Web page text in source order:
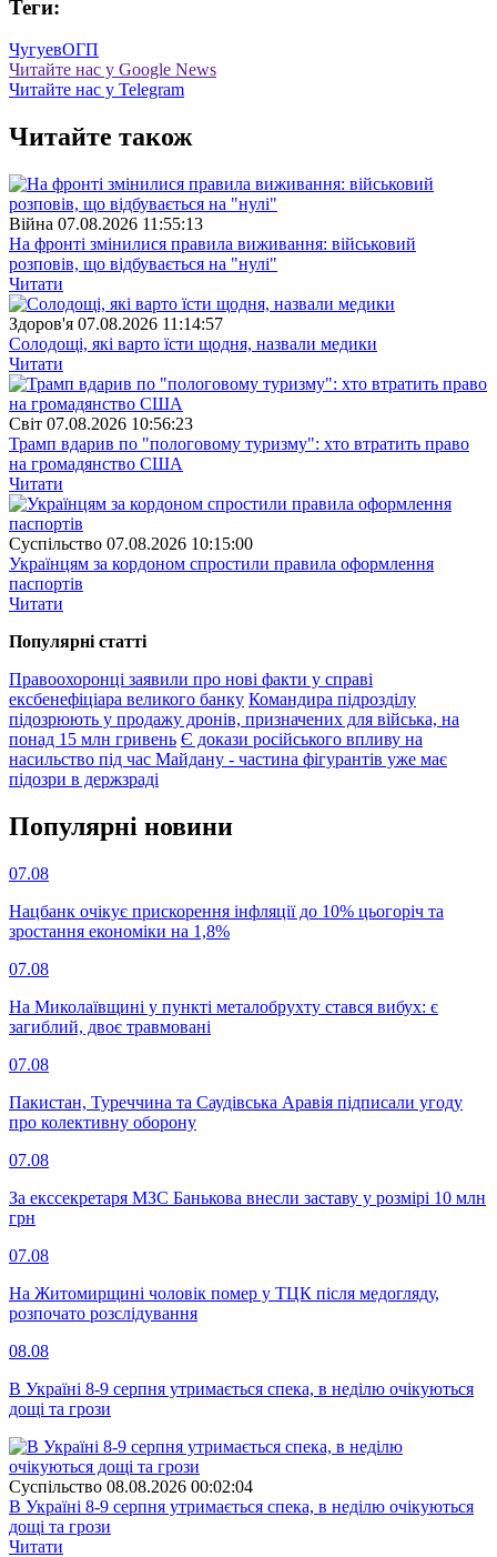
Теги:
ЧугуевОГП
Читайте нас у Google News
Читайте нас у Telegram
Читайте також
Війна 07.08.2026 11:55:13
На фронті змінилися правила виживання: військовий
розповів, що відбувається на "нулі"
Читати
Здоров'я 07.08.2026 11:14:57
Солодощі, які варто їсти щодня, назвали медики
Читати
Свiт 07.08.2026 10:56:23
Трамп вдарив по "пологовому туризму": хто втратить право
на громадянство США
Читати
Суспiльство 07.08.2026 10:15:00
Українцям за кордоном спростили правила оформлення
паспортів
Читати
Популярнi статтi
Правоохоронці заявили про нові факти у справі
ексбенефіціара великого банку Командира підрозділу
підозрюють у продажу дронів, призначених для війська, на
понад 15 млн гривень Є докази російського впливу на
насильство під час Майдану - частина фігурантів уже має
підозри в держзраді
Популярнi новини
07.08
Нацбанк очікує прискорення інфляції до 10% цьогоріч та
зростання економіки на 1,8%
07.08
На Миколаївщині у пункті металобрухту стався вибух: є
загиблий, двоє травмовані
07.08
Пакистан, Туреччина та Саудівська Аравія підписали угоду
про колективну оборону
07.08
За екссекретаря МЗС Банькова внесли заставу у розмірі 10 млн
грн
07.08
На Житомирщині чоловік помер у ТЦК після медогляду,
розпочато розслідування
08.08
В Україні 8-9 серпня утримається спека, в неділю очікуються
дощі та грози
Суспiльство 08.08.2026 00:02:04
В Україні 8-9 серпня утримається спека, в неділю очікуються
дощі та грози
Читати